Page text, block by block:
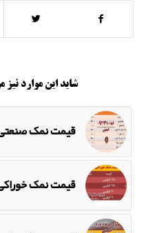
شاید این موارد نیز
قیمت نمک
قیمت نمک